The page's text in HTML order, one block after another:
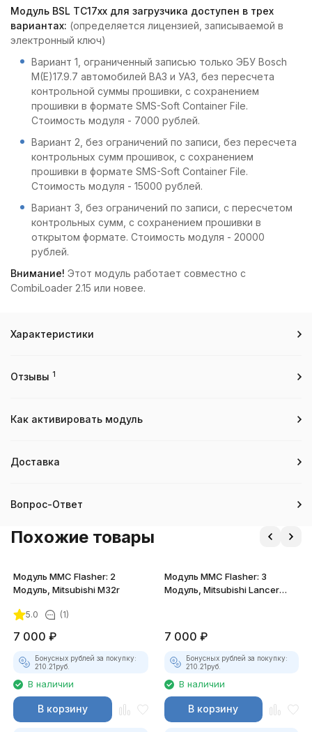
Модуль BSL TC17xx для загрузчика доступен в трех
вариантах: (определяется лицензией, записываемой в
электронный ключ)
Вариант 1, ограниченный записью только ЭБУ Bosch
M(E)17.9.7 автомобилей ВАЗ и УАЗ, без пересчета
контрольной суммы прошивки, с сохранением
прошивки в формате SMS-Soft Container File.
Стоимость модуля - 7000 рублей.
Вариант 2, без ограничений по записи, без пересчета
контрольных сумм прошивок, с сохранением
прошивки в формате SMS-Soft Container File.
Стоимость модуля - 15000 рублей.
Вариант 3, без ограничений по записи, с пересчетом
контрольных сумм, с сохранением прошивки в
открытом формате. Стоимость модуля - 20000
рублей.
Внимание! Этот модуль работает совместно с
CombiLoader 2.15 или новее.
Характеристики
Отзывы 1
Как активировать модуль
Доставка
Вопрос-Ответ
Похожие товары
Модуль MMC Flasher: 2
Модуль, Mitsubishi M32r
5.0 (1)
7 000 ₽
Бонусных рублей за покупку:
210.21 руб.
В наличии
В корзину
Модуль MMC Flasher: 3
Модуль, Mitsubishi Lancer
7 000 ₽
Бонусных рублей за покупку:
210.21 руб.
В наличии
В корзину